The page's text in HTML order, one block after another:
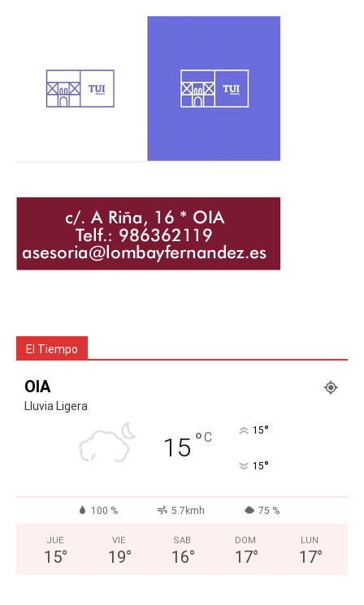
El Tiempo
OIA
Lluvia Ligera
15 °C 15°
15°
100 % 5.7kmh 75 %
JUE
15°
VIE
19°
SAB
16°
DOM
17°
LUN
17°